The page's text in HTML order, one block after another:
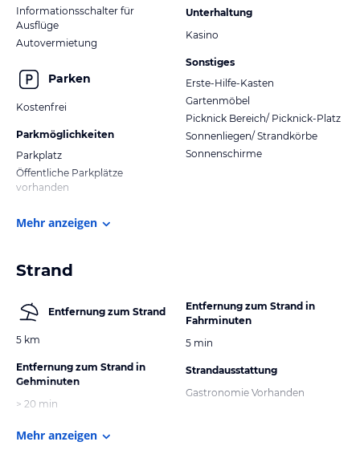
Informationsschalter für
Ausflüge
Autovermietung
Parken
Kostenfrei
Parkmöglichkeiten
Parkplatz
Öffentliche Parkplätze
vorhanden
Unterhaltung
Kasino
Sonstiges
Erste-Hilfe-Kasten
Gartenmöbel
Picknick Bereich/ Picknick-Platz
Sonnenliegen/ Strandkörbe
Sonnenschirme
Mehr anzeigen
Strand
Entfernung zum Strand
5 km
Entfernung zum Strand in
Gehminuten
> 20 min
Entfernung zum Strand in
Fahrminuten
5 min
Strandausstattung
Gastronomie Vorhanden
Mehr anzeigen